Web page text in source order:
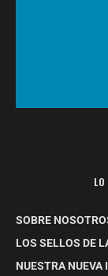
SOBRE
LOS SELLOS DE
NUESTRA NUEVA